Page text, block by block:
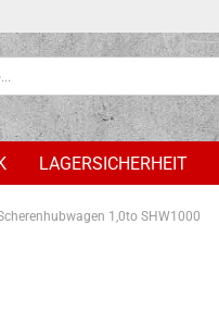
LAGERSICHERHEIT
1,0to SHW1000